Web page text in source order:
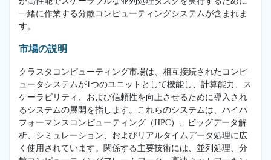
一緒に作業する分散コンピューティングシステムが含まれま
す。
市場の説明
クラスタコンピューティング市場は、相互接続されたコンピ
ュータシステムが1つのユニットとして機能し、計算能力、ス
ケーラビリティ、および信頼性を向上させるために導入され
るシステムの展開を指します。これらのシステムは、ハイパ
フォーマンスコンピューティング（HPC）、ビッグデータ解
析、シミュレーション、およびリアルタイムデータ処理に広
く使用されています。関係する主要技術には、並列処理、分